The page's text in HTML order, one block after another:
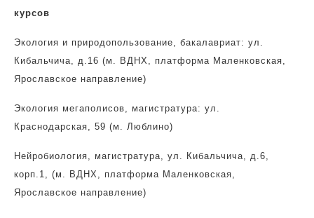
курсов
Экология и природопользование, бакалавриат: ул.
Кибальчича, д.16 (м. ВДНХ, платформа Маленковская,
Ярославское направление)
Экология мегаполисов, магистратура: ул.
Краснодарская, 59 (м. Люблино)
Нейробиология, магистратура, ул. Кибальчича, д.6,
корп.1, (м. ВДНХ, платформа Маленковская,
Ярославское направление)